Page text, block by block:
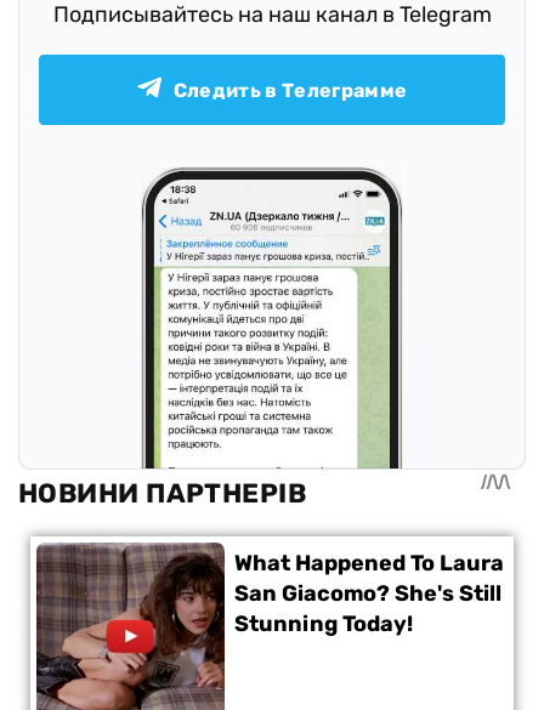
Подписывайтесь на наш канал в Telegram
Следить в Телеграмме